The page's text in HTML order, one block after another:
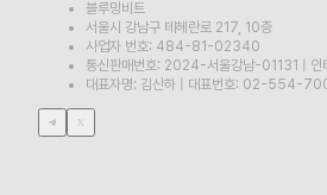
블루밍비트
서울시 강남구 테헤란로 217, 10층
사업자 번호: 484-81-02340
통신판매번호: 2024-서울강남-01131
인
대표자명: 김산하
대표번호: 02-554-